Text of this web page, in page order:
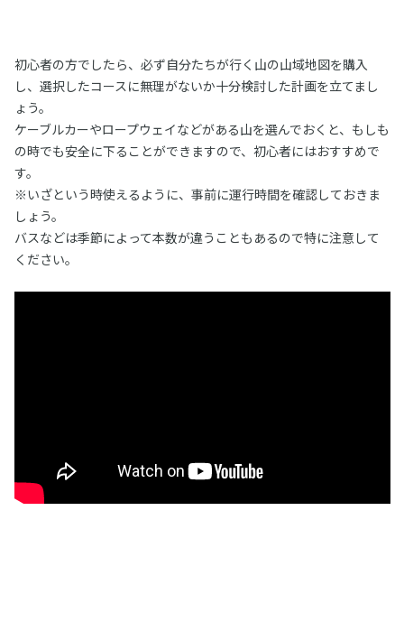
初心者の方でしたら、必ず自分たちが行く山の山域地図を購入
し、選択したコースに無理がないか十分検討した計画を立てまし
ょう。
ケーブルカーやロープウェイなどがある山を選んでおくと、もしも
の時でも安全に下ることができますので、初心者にはおすすめで
す。
※いざという時使えるように、事前に運行時間を確認しておきま
しょう。
バスなどは季節によって本数が違うこともあるので特に注意して
ください。